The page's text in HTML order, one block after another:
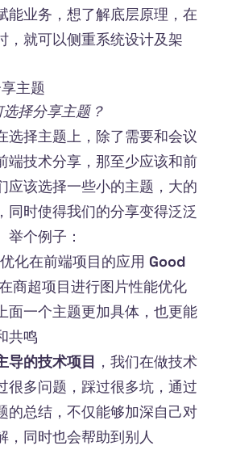
能业务，想了解底层原理，在
，就可以侧重系统设计及架
主题
择分享主题？
选择主题上，除了需要和会议
端技术分享，那至少应该和前
应该选择一些小的主题，大的
同时使得我们的分享变得泛泛
举个例子：
优化在前端项目的应用 Good
商超项目进行图片性能优化
面一个主题更加具体，也更能
共鸣
导的技术项目 ，我们在做技术
很多问题，踩过很多坑，通过
的总结，不仅能够加深自己对
，同时也会帮助到别人